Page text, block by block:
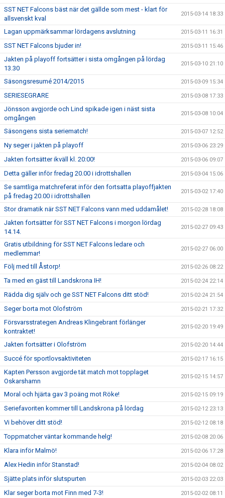
SST NET Falcons bäst när det gällde som mest - klart för
allsvenskt kval
2015-03-14 18:33
Lagan uppmärksammar lördagens avslutning 2015-03-11 16:31
SST NET Falcons bjuder in! 2015-03-11 15:46
Jakten på playoff fortsätter i sista omgången på lördag
13.30
2015-03-10 21:10
Säsongsresumé 2014/2015 2015-03-09 15:34
SERIESEGRARE 2015-03-08 17:33
Jönsson avgjorde och Lind spikade igen i näst sista
omgången
2015-03-08 10:04
Säsongens sista seriematch! 2015-03-07 12:52
Ny seger i jakten på playoff 2015-03-06 23:29
Jakten fortsätter ikväll kl. 20:00! 2015-03-06 09:07
Detta gäller inför fredag 20.00 i idrottshallen 2015-03-04 15:06
Se samtliga matchreferat inför den fortsatta playoffjakten
på fredag 20.00 i idrottshallen
2015-03-02 17:40
Stor dramatik när SST NET Falcons vann med uddamålet! 2015-02-28 18:08
Jakten fortsätter för SST NET Falcons i morgon lördag
14.14.
2015-02-27 09:43
Gratis utbildning för SST NET Falcons ledare och
medlemmar!
2015-02-27 06:00
Följ med till Åstorp! 2015-02-26 08:22
Ta med en gäst till Landskrona IH! 2015-02-24 22:14
Rädda dig själv och ge SST NET Falcons ditt stöd! 2015-02-24 21:54
Seger borta mot Olofström 2015-02-21 17:32
Försvarsstrategen Andreas Klingebrant förlänger
kontraktet!
2015-02-20 19:49
Jakten fortsätter i Olofström 2015-02-20 14:44
Succé för sportlovsaktiviteten 2015-02-17 16:15
Kapten Persson avgjorde tät match mot topplaget
Oskarshamn
2015-02-15 14:57
Moral och hjärta gav 3 poäng mot Röke! 2015-02-15 09:19
Seriefavoriten kommer till Landskrona på lördag 2015-02-12 23:13
Vi behöver ditt stöd! 2015-02-12 08:18
Toppmatcher väntar kommande helg! 2015-02-08 20:06
Klara inför Malmö! 2015-02-06 17:28
Alex Hedin inför Stanstad! 2015-02-04 08:02
Sjätte plats inför slutspurten 2015-02-03 22:03
Klar seger borta mot Finn med 7-3! 2015-02-02 08:11